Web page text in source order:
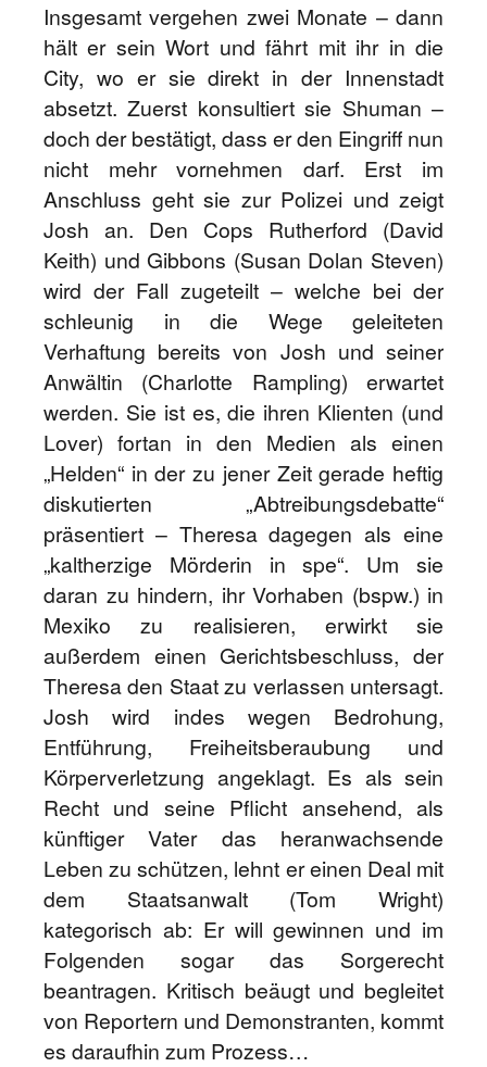
Insgesamt vergehen zwei Monate – dann
hält er sein Wort und fährt mit ihr in die
City, wo er sie direkt in der Innenstadt
absetzt. Zuerst konsultiert sie Shuman –
doch der bestätigt, dass er den Eingriff nun
nicht mehr vornehmen darf. Erst im
Anschluss geht sie zur Polizei und zeigt
Josh an. Den Cops Rutherford (David
Keith) und Gibbons (Susan Dolan Steven)
wird der Fall zugeteilt – welche bei der
schleunig in die Wege geleiteten
Verhaftung bereits von Josh und seiner
Anwältin (Charlotte Rampling) erwartet
werden. Sie ist es, die ihren Klienten (und
Lover) fortan in den Medien als einen
„Helden“ in der zu jener Zeit gerade heftig
diskutierten „Abtreibungsdebatte“
präsentiert – Theresa dagegen als eine
„kaltherzige Mörderin in spe“. Um sie
daran zu hindern, ihr Vorhaben (bspw.) in
Mexiko zu realisieren, erwirkt sie
außerdem einen Gerichtsbeschluss, der
Theresa den Staat zu verlassen untersagt.
Josh wird indes wegen Bedrohung,
Entführung, Freiheitsberaubung und
Körperverletzung angeklagt. Es als sein
Recht und seine Pflicht ansehend, als
künftiger Vater das heranwachsende
Leben zu schützen, lehnt er einen Deal mit
dem Staatsanwalt (Tom Wright)
kategorisch ab: Er will gewinnen und im
Folgenden sogar das Sorgerecht
beantragen. Kritisch beäugt und begleitet
von Reportern und Demonstranten, kommt
es daraufhin zum Prozess…